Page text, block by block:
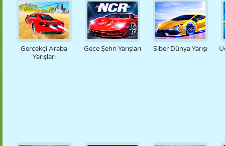
Gerçekçi Araba
Yarışları
Gece Şehri Yarışları Siber Dünya Yarışı